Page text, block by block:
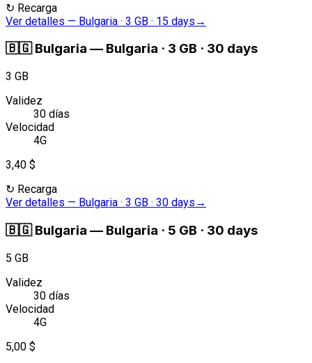
↻ Recarga
Ver detalles — Bulgaria · 3 GB · 15 days →
🇧🇬 Bulgaria — Bulgaria · 3 GB · 30 days
3 GB
Validez
30 días
Velocidad
4G
3,40 $
↻ Recarga
Ver detalles — Bulgaria · 3 GB · 30 days →
🇧🇬 Bulgaria — Bulgaria · 5 GB · 30 days
5 GB
Validez
30 días
Velocidad
4G
5,00 $